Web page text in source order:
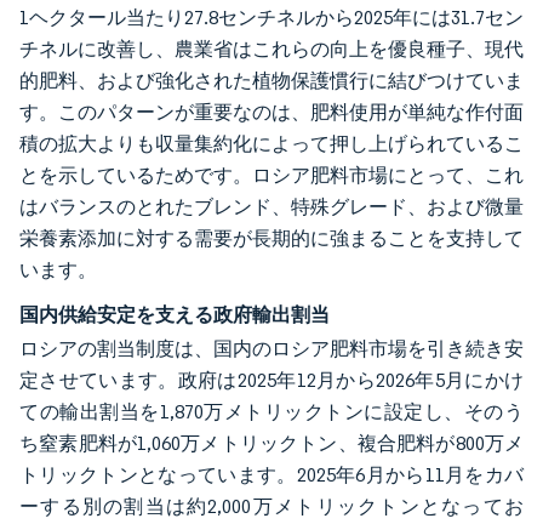
1ヘクタール当たり27.8センチネルから2025年には31.7セン
チネルに改善し、農業省はこれらの向上を優良種子、現代
的肥料、および強化された植物保護慣行に結びつけていま
す。このパターンが重要なのは、肥料使用が単純な作付面
積の拡大よりも収量集約化によって押し上げられているこ
とを示しているためです。ロシア肥料市場にとって、これ
はバランスのとれたブレンド、特殊グレード、および微量
栄養素添加に対する需要が長期的に強まることを支持して
います。
国内供給安定を支える政府輸出割当
ロシアの割当制度は、国内のロシア肥料市場を引き続き安
定させています。政府は2025年12月から2026年5月にかけ
ての輸出割当を1,870万メトリックトンに設定し、そのう
ち窒素肥料が1,060万メトリックトン、複合肥料が800万メ
トリックトンとなっています。2025年6月から11月をカバ
ーする別の割当は約2,000万メトリックトンとなってお